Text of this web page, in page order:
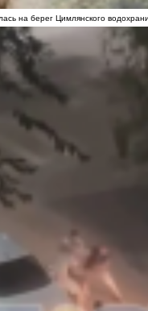
на берег Цимлянского